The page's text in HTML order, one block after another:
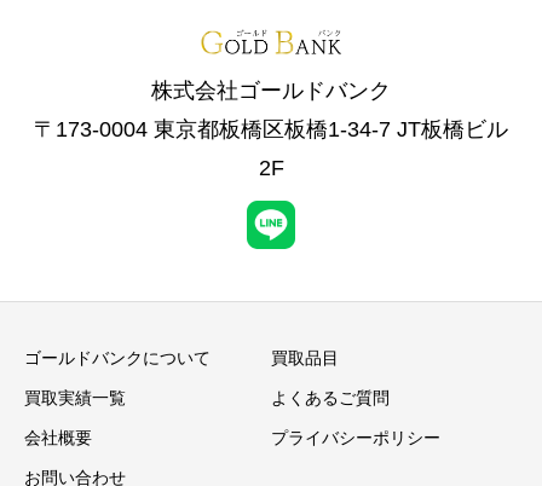
株式会社ゴールドバンク
〒173-0004 東京都板橋区板橋1-34-7 JT板橋ビル
2F
ゴールドバンクについて 買取品目
買取実績一覧 よくあるご質問
会社概要 プライバシーポリシー
お問い合わせ